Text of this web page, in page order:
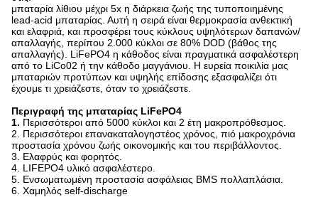
μπαταρία λίθιου μέχρι 5x η διάρκεια ζωής της τυποποιημένης
lead-acid μπαταρίας. Αυτή η σειρά είναι θερμοκρασία ανθεκτική
και ελαφριά, και προσφέρει τους κύκλους υψηλότερων δαπανών/
απαλλαγής, περίπου 2.000 κύκλοι σε 80% DOD (βάθος της
απαλλαγής). LiFePO4 η κάθοδος είναι πραγματικά ασφαλέστερη
από το LiCo02 ή την κάθοδο μαγγάνιου. Η ευρεία ποικιλία μας
μπαταριών προτύπων και υψηλής επίδοσης εξασφαλίζει ότι
έχουμε τι χρειάζεστε, όταν το χρειάζεστε.
Περιγραφή της μπαταρίας LiFePO4
1. Περισσότεροι από 5000 κύκλοι και 2 έτη μακροπρόθεσμος.
2. Περισσότεροι επανακαταλογηστέος χρόνος, πιό μακροχρόνια
προστασία χρόνου ζωής οικονομικής και του περιβάλλοντος.
3. Ελαφρύς και φορητός.
4. LIFEPO4 υλικό ασφαλέστερο.
5. Ενσωματωμένη προστασία ασφάλειας BMS πολλαπλάσια.
6. Χαμηλός self-discharge